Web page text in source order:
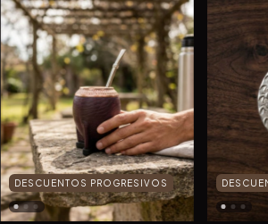
DESCUENTOS PROGRESIVOS